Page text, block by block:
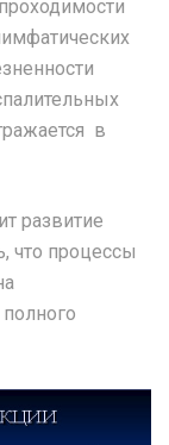
в
развитие
что процессы